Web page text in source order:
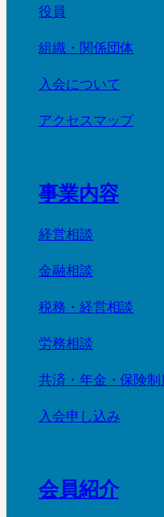
役員
組織・関係団体
入会について
アクセスマップ
事業内容
経営相談
金融相談
税務・経営相談
労務相談
共済・年金・保険制
入会申し込み
会員紹介